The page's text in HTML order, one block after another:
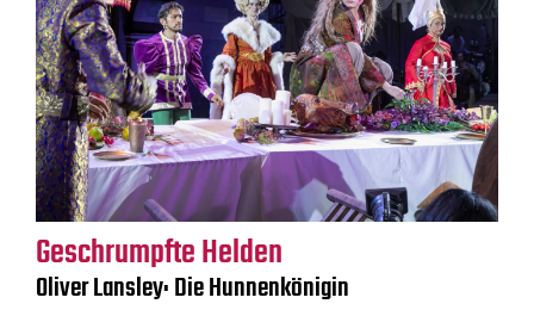
Geschrumpfte Helden
Oliver Lansley: Die Hunnenkönigin